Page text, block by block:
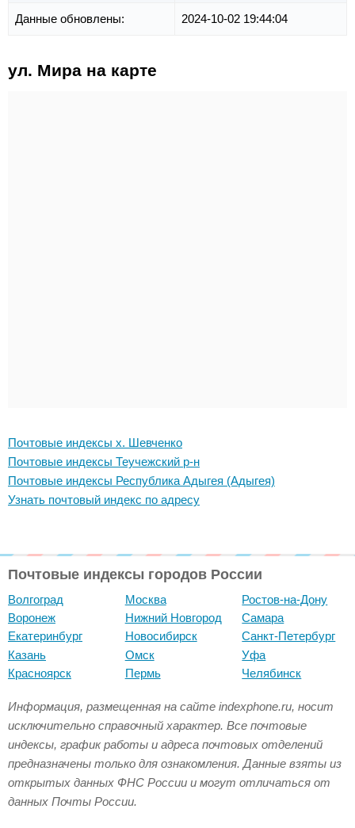
Данные обновлены: 2024-10-02 19:44:04
ул. Мира на карте
Почтовые индексы х. Шевченко
Почтовые индексы Теучежский р-н
Почтовые индексы Республика Адыгея (Адыгея)
Узнать почтовый индекс по адресу
Почтовые индексы городов России
Волгоград
Воронеж
Екатеринбург
Казань
Красноярск
Москва
Нижний Новгород
Новосибирск
Омск
Пермь
Ростов-на-Дону
Самара
Санкт-Петербург
Уфа
Челябинск
Информация, размещенная на сайте indexphone.ru, носит
исключительно справочный характер. Все почтовые
индексы, график работы и адреса почтовых отделений
предназначены только для ознакомления. Данные взяты из
открытых данных ФНС России и могут отличаться от
данных Почты России.